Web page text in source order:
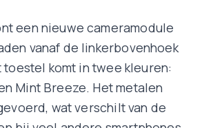
een nieuwe cameramodule
vanaf de linkerbovenhoek
komt in twee kleuren:
Mint Breeze. Het metalen
wat verschilt van de